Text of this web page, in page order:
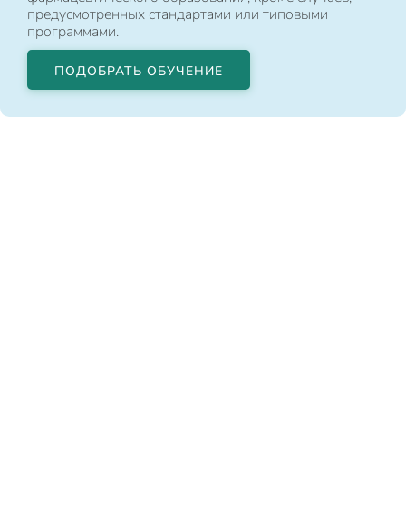
предусмотренных стандартами или типовыми
программами.
ПОДОБРАТЬ ОБУЧЕНИЕ